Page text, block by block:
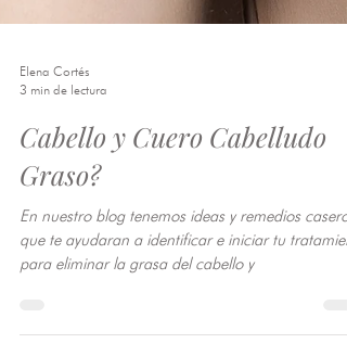
3 min de lectura
Cabello y Cuero Cabelludo
Graso?
En nuestro blog tenemos ideas y remedios caseros